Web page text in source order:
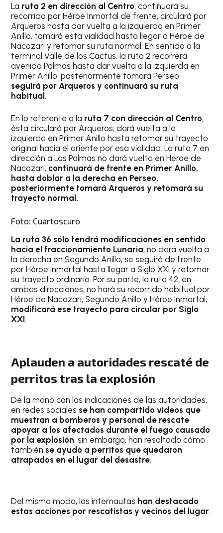
La ruta 2 en dirección al Centro, continuará su
recorrido por Héroe Inmortal de frente, circulará por
Arqueros hasta dar vuelta a la izquierda en Primer
Anillo, tomará esta vialidad hasta llegar a Héroe de
Nacozari y retomar su ruta normal. En sentido a la
terminal Valle de los Cactus, la ruta 2 recorrerá
avenida Palmas hasta dar vuelta a la izquierda en
Primer Anillo, posteriormente tomará Perseo,
seguirá por Arqueros y continuará su ruta
habitual.
En lo referente a la ruta 7 con dirección al Centro,
ésta circulará por Arqueros, dará vuelta a la
izquierda en Primer Anillo hasta retomar su trayecto
original hacia el oriente por esa vialidad. La ruta 7 en
dirección a Las Palmas no dará vuelta en Héroe de
Nacozari, continuará de frente en Primer Anillo,
hasta doblar a la derecha en Perseo,
posteriormente tomará Arqueros y retomará su
trayecto normal.
Foto: Cuartoscuro
La ruta 36 sólo tendrá modificaciones en sentido
hacia el fraccionamiento Lunaria, no dará vuelta a
la derecha en Segundo Anillo, se seguirá de frente
por Héroe Inmortal hasta llegar a Siglo XXI y retomar
su trayecto ordinario. Por su parte, la ruta 42, en
ambas direcciones, no hará su recorrido habitual por
Héroe de Nacozari, Segundo Anillo y Héroe Inmortal,
modificará ese trayecto para circular por Siglo
XXI.
Aplauden a autoridades rescaté de
perritos tras la explosión
De la mano con las indicaciones de las autoridades,
en redes sociales se han compartido videos que
muestran a bomberos y personal de rescate
apoyar a los afectados durante el fuego causado
por la explosión, sin embargo, han resaltado cómo
también se ayudó a perritos que quedaron
atrapados en el lugar del desastre.
Del mismo modo, los internautas han destacado
estas acciones por rescatistas y vecinos del lugar.